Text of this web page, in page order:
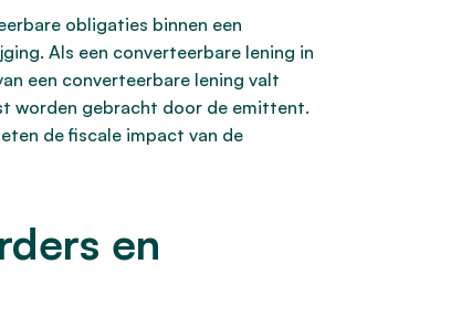
obligaties binnen een
Als een converteerbare lening in
een converteerbare lening valt
worden gebracht door de emittent.
de fiscale impact van de
en